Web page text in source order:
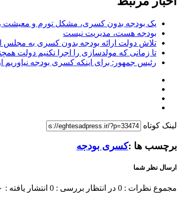
یک بودجه بدون کسری، مشکل تورم و معیشت
بودجه هست، مدیریت نیست
تلاش دولت ارائه بودجه بدون کسری به
تا زمانی که مولدسازی را اجرا نکنیم دولت
رئیس جمهور: برای اینکه کسری بودجه نیاوریم
لینک کوتاه
برچسب ها :کسری بودجه
ارسال نظر شما
مجموع نظرات : 0 در انتظار بررسی : 0 انتشار یافته : ۰